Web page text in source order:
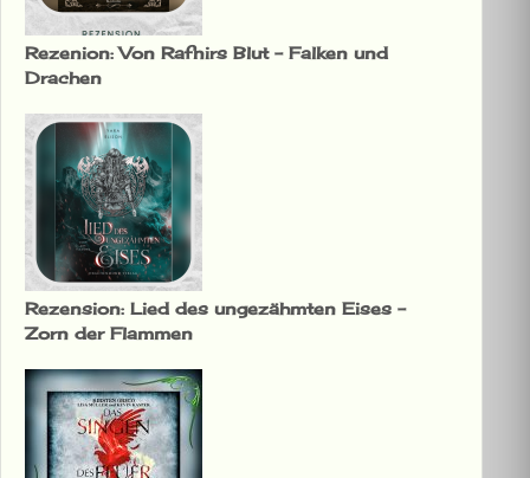
Rezenion: Von Rafnirs Blut – Falken und
Drachen
Rezension: Lied des ungezähmten Eises –
Zorn der Flammen